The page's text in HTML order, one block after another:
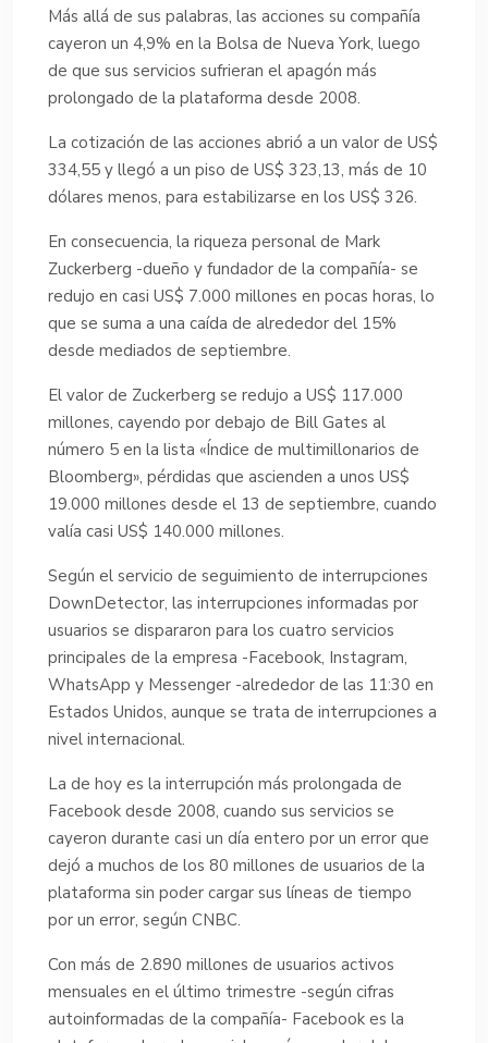
Más allá de sus palabras, las acciones su compañía
cayeron un 4,9% en la Bolsa de Nueva York, luego
de que sus servicios sufrieran el apagón más
prolongado de la plataforma desde 2008.
La cotización de las acciones abrió a un valor de US$
334,55 y llegó a un piso de US$ 323,13, más de 10
dólares menos, para estabilizarse en los US$ 326.
En consecuencia, la riqueza personal de Mark
Zuckerberg -dueño y fundador de la compañía- se
redujo en casi US$ 7.000 millones en pocas horas, lo
que se suma a una caída de alrededor del 15%
desde mediados de septiembre.
El valor de Zuckerberg se redujo a US$ 117.000
millones, cayendo por debajo de Bill Gates al
número 5 en la lista «Índice de multimillonarios de
Bloomberg», pérdidas que ascienden a unos US$
19.000 millones desde el 13 de septiembre, cuando
valía casi US$ 140.000 millones.
Según el servicio de seguimiento de interrupciones
DownDetector, las interrupciones informadas por
usuarios se dispararon para los cuatro servicios
principales de la empresa -Facebook, Instagram,
WhatsApp y Messenger -alrededor de las 11:30 en
Estados Unidos, aunque se trata de interrupciones a
nivel internacional.
La de hoy es la interrupción más prolongada de
Facebook desde 2008, cuando sus servicios se
cayeron durante casi un día entero por un error que
dejó a muchos de los 80 millones de usuarios de la
plataforma sin poder cargar sus líneas de tiempo
por un error, según CNBC.
Con más de 2.890 millones de usuarios activos
mensuales en el último trimestre -según cifras
autoinformadas de la compañía- Facebook es la